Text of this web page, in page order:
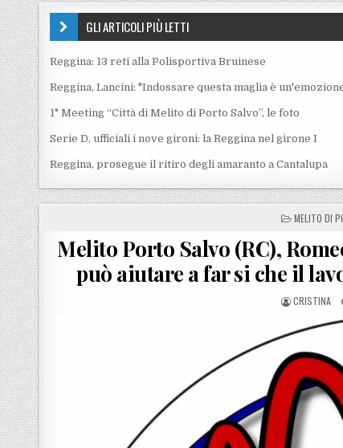
GLI ARTICOLI PIÙ LETTI
Reggina: 13 reti alla Polisportiva Bruinese
Reggina, Lancini: "Indossare questa maglia è
1° Meeting “Città di Melito di Porto Salvo”, le foto
Serie D, ufficiali i nove gironi: la Reggina nel girone I
Reggina, prosegue il ritiro degli amaranto a Cantalupa
POSTED IN
MELITO DI
Melito Porto Salvo (RC),
può aiutare a far si che il
POSTED BY
CRISTINA